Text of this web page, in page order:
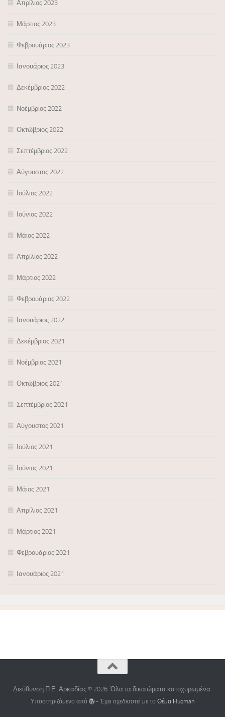
Απρίλιος 2023
Μάρτιος 2023
Φεβρουάριος 2023
Ιανουάριος 2023
Δεκέμβριος 2022
Νοέμβριος 2022
Οκτώβριος 2022
Σεπτέμβριος 2022
Αύγουστος 2022
Ιούλιος 2022
Ιούνιος 2022
Μάιος 2022
Απρίλιος 2022
Μάρτιος 2022
Φεβρουάριος 2022
Ιανουάριος 2022
Δεκέμβριος 2021
Νοέμβριος 2021
Οκτώβριος 2021
Σεπτέμβριος 2021
Αύγουστος 2021
Ιούλιος 2021
Ιούνιος 2021
Μάιος 2021
Απρίλιος 2021
Μάρτιος 2021
Φεβρουάριος 2021
Ιανουάριος 2021
Διεύθυνση Π.Ε. Αρκαδίας © 2026. Όλα τα δικαιώματα κατοχυρωμένα.
Υποστηριζόμενο από - Έχει σχεδιαστεί με τοΘέμα Ηueman